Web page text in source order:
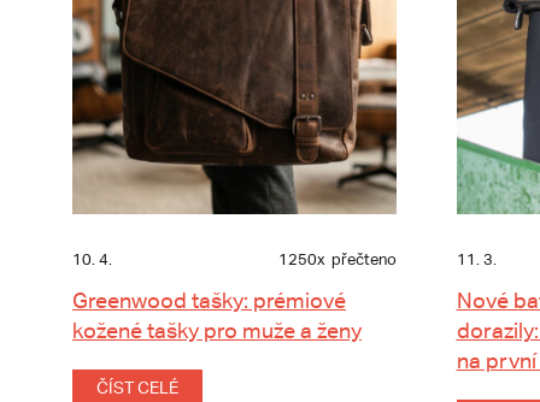
10. 4. 1250x přečteno
Greenwood tašky: prémiové
kožené tašky pro muže a ženy
ČÍST CELÉ
11. 3.
Nové
na